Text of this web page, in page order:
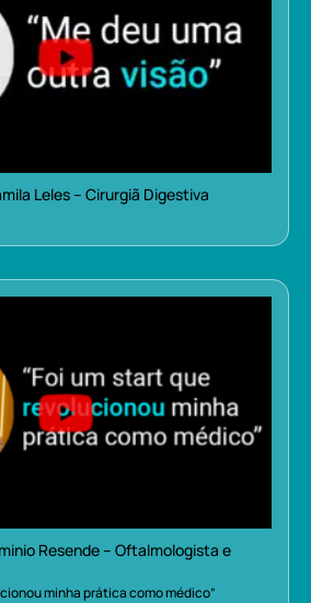
Leles – Cirurgiã Digestiva
Resende – Oftalmologista e
minha prática como médico”